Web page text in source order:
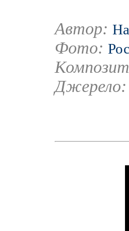
Автор:
Фото:
Джерело: